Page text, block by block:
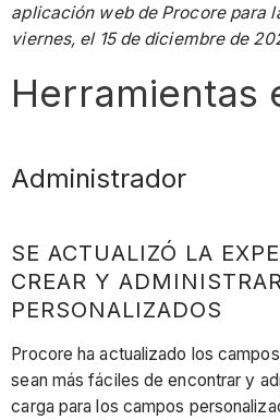
aplicación web de Procore para
viernes, el 15 de diciembre de
Herramientas
Administrador
SE ACTUALIZÓ LA
CREAR Y
PERSONALIZADOS
Procore ha actualizado los
sean más fáciles de encontrar y
carga para los campos